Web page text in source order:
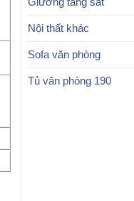
Nội thất khác
Sofa văn phòng
Tủ văn phòng 190